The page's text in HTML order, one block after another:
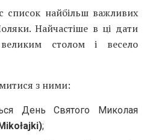
список найбільш важливих
Найчастіше в ці дати
столом і весело
з ними:
День Святого Миколая
;